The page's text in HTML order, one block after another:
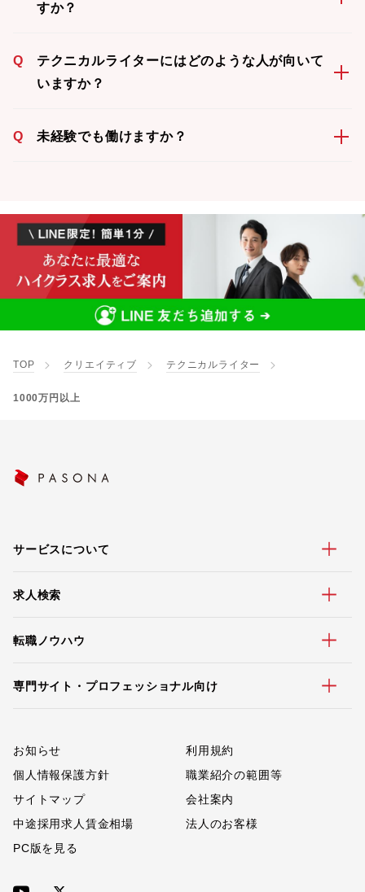
すか？
Q
テクニカルライターにはどのような人が向いて
いますか？
Q 未経験でも働けますか？
TOP クリエイティブ テクニカルライター
1000万円以上
サービスについて
求人検索
転職ノウハウ
専門サイト・プロフェッショナル向け
お知らせ
利用規約
個人情報保護方針
職業紹介の範囲等
サイトマップ
会社案内
中途採用求人賃金相場
法人のお客様
PC版を見る